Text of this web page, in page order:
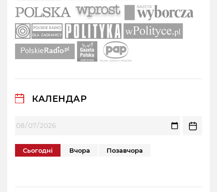
КАЛЕНДАР
Сьогодні Вчора Позавчора